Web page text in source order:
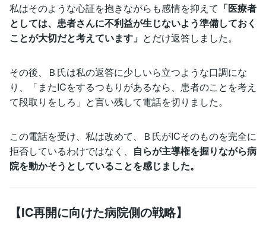
私はそのような心証を抱きながらも感情を抑えて 「医療者
としては、患者さんに不利益が生じないよう準備しておく
ことが大切だと考えています」 とだけ返答しました。
その後、Ｂ氏は私の返答に少しいら立つような口調にな
り、「またICをするつもりがあるなら、患者のことを考え
て段取りをしろ」と言い残して電話を切りました。
この電話を受け、私は改めて、Ｂ氏がICそのものを完全に
拒否しているわけではなく、 自らが主導権を握りながら病
院を動かそうとしていることを感じました。
【IC再開に向けた病院側の戦略】